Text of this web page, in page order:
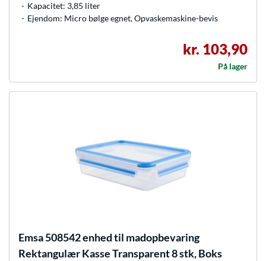
Kapacitet: 3,85 liter
Ejendom: Micro bølge egnet, Opvaskemaskine-bevis
kr. 103,90
På lager
Emsa508542 enhed til madopbevaring
Rektangulær Kasse Transparent 8 stk, Boks